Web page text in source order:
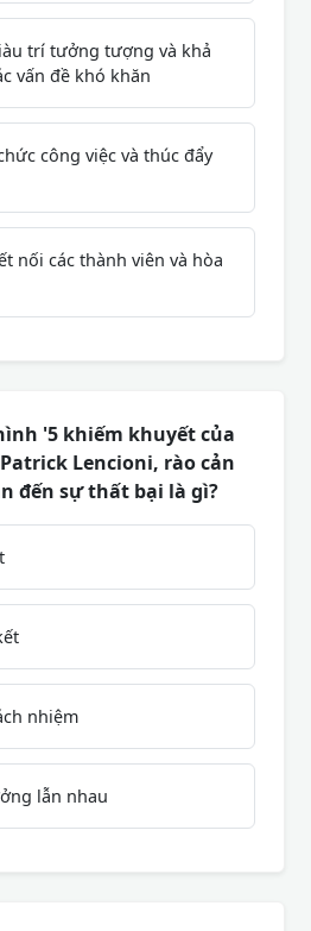
trí tưởng tượng và khả
vấn đề khó khăn
công việc và thúc đẩy
nối các thành viên và hòa
'5 khiếm khuyết của
Lencioni, rào cản
đến sự thất bại là gì?
nhiệm
lẫn nhau